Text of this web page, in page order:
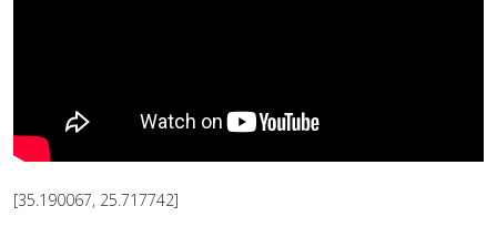
[35.190067, 25.717742]